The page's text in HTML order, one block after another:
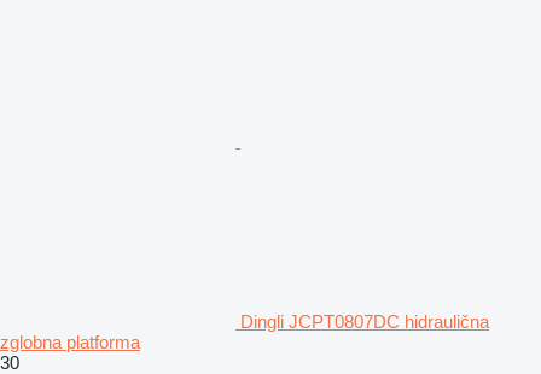
Dingli JCPT0807DC hidraulična
zglobna platforma
30